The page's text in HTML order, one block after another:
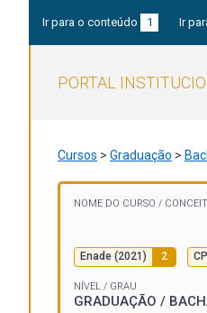
Ir para o conteúdo 1 Ir
PORTAL
Cursos > Graduação >
NOME DO CURSO /
Enade (2021) 2
NÍVEL / GRAU
GRADUAÇÃO /